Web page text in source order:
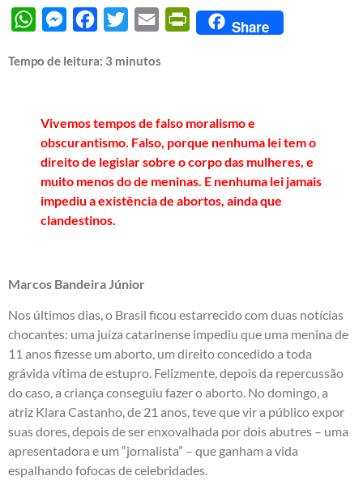
WhatsAppMessengerFacebook
Twitter Email PrintFriendly
Share
Tempo de leitura: 3 minutos
Vivemos tempos de falso moralismo e
obscurantismo. Falso, porque nenhuma lei tem o
direito de legislar sobre o corpo das mulheres, e
muito menos do de meninas. E nenhuma lei jamais
impediu a existência de abortos, ainda que
clandestinos.
Marcos Bandeira Júnior
Nos últimos dias, o Brasil ficou estarrecido com duas notícias
chocantes: uma juíza catarinense impediu que uma menina de
11 anos fizesse um aborto, um direito concedido a toda
grávida vítima de estupro. Felizmente, depois da repercussão
do caso, a criança conseguiu fazer o aborto. No domingo, a
atriz Klara Castanho, de 21 anos, teve que vir a público expor
suas dores, depois de ser enxovalhada por dois abutres – uma
apresentadora e um “jornalista” – que ganham a vida
espalhando fofocas de celebridades.